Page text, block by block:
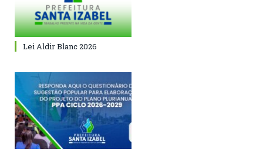
Lei Aldir Blanc 2026